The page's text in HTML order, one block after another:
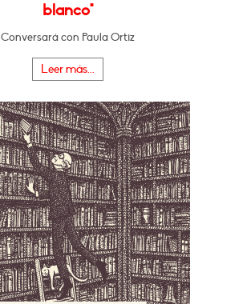
blanco"
Conversará con Paula Ortiz
Leer más...